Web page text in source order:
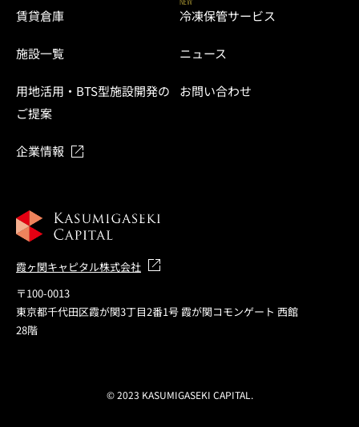
賃貸倉庫 冷凍保管サービス
施設一覧 ニュース
用地活用・BTS型施設開発の
ご提案
お問い合わせ
企業情報
霞ヶ関キャピタル株式会社
〒100-0013
東京都千代田区霞が関3丁目2番1号 霞が関コモンゲート 西館
28階
© 2023 KASUMIGASEKI CAPITAL.